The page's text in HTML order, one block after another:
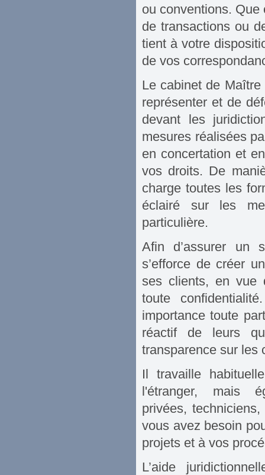
ou conventions.
de transactions ou
tient à votre
de vos
Le cabinet de
représenter et de
devant les
mesures réalisées
en concertation et
vos droits. De
charge toutes les
éclairé sur les
particulière.
Afin d’assurer un
s’efforce de créer
ses clients, en vue
toute
importance toute
réactif de leurs
transparence sur les
Il travaille
l'étranger, mais
privées,
vous avez besoin
projets et à vos
L’aide